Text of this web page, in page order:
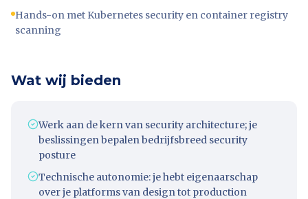
Hands-on met Kubernetes security en container registry
scanning
Wat wij bieden
Werk aan de kern van security architecture; je
beslissingen bepalen bedrijfsbreed security
posture
Technische autonomie: je hebt eigenaarschap
over je platforms van design tot production